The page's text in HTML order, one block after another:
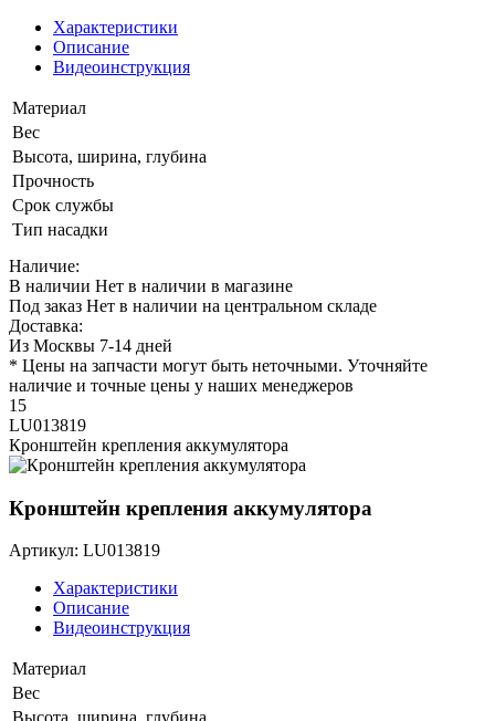
Характеристики
Описание
Видеоинструкция
Материал
Вес
Высота, ширина, глубина
Прочность
Срок службы
Тип насадки
Наличие:
В наличии Нет в наличии в магазине
Под заказ Нет в наличии на центральном складе
Доставка:
Из Москвы 7-14 дней
* Цены на запчасти могут быть неточными. Уточняйте
наличие и точные цены у наших менеджеров
15
LU013819
Кронштейн крепления аккумулятора
Кронштейн крепления аккумулятора
Артикул: LU013819
Характеристики
Описание
Видеоинструкция
Материал
Вес